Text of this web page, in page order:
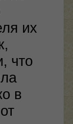
их
что
в